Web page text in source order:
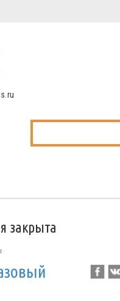
ваши данные
закрыта